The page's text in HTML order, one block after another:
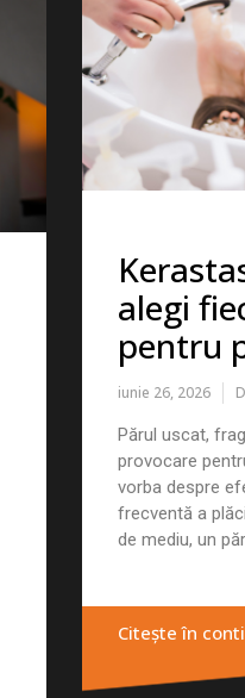
alegi
pentru
iunie 26, 2026
Părul uscat,
provocare
vorba despre
frecventă a
de mediu, un
Citește în